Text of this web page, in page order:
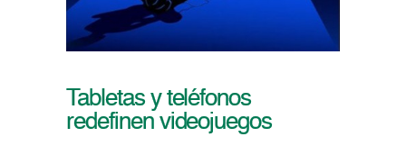
Tabletas y teléfonos
redefinen videojuegos